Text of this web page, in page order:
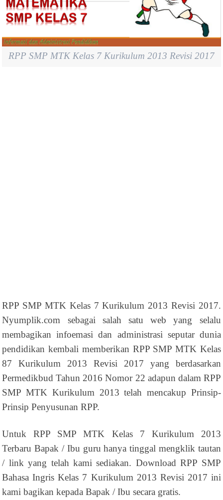
RPP SMP MTK Kelas 7 Kurikulum 2013 Revisi 2017
RPP SMP MTK Kelas 7 Kurikulum 2013 Revisi 2017.
Nyumplik.com sebagai salah satu web yang selalu
membagikan infoemasi dan administrasi seputar dunia
pendidikan kembali memberikan RPP SMP MTK Kelas
87 Kurikulum 2013 Revisi 2017 yang berdasarkan
Permedikbud Tahun 2016 Nomor 22 adapun dalam RPP
SMP MTK Kurikulum 2013 telah mencakup Prinsip-
Prinsip Penyusunan RPP.
Untuk RPP SMP MTK Kelas 7 Kurikulum 2013
Terbaru Bapak / Ibu guru hanya tinggal mengklik tautan
/ link yang telah kami sediakan. Download RPP SMP
Bahasa Ingris Kelas 7 Kurikulum 2013 Revisi 2017 ini
kami bagikan kepada Bapak / Ibu secara gratis.